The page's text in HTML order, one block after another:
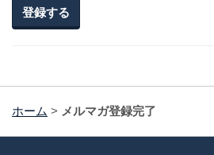
ホーム > メルマガ登録完了